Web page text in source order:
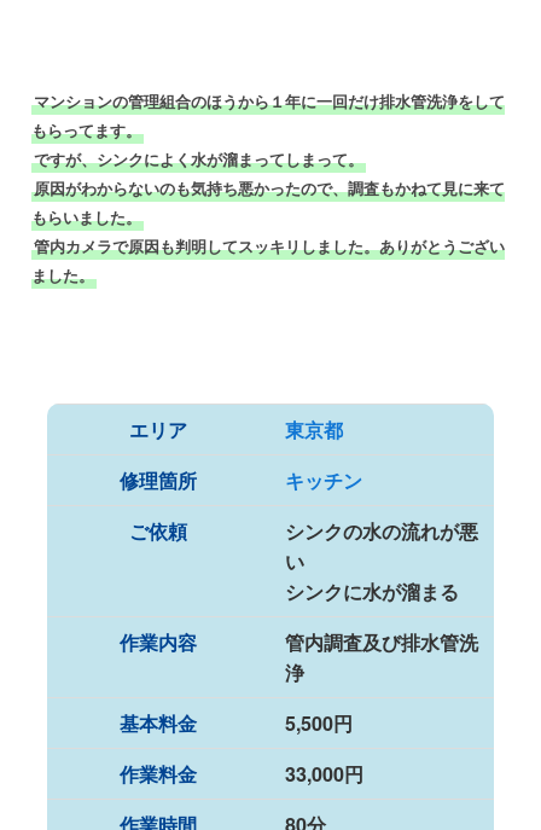
マンションの管理組合のほうから１年に一回だけ排水管洗浄をして
もらってます。
ですが、シンクによく水が溜まってしまって。
原因がわからないのも気持ち悪かったので、調査もかねて見に来て
もらいました。
管内カメラで原因も判明してスッキリしました。ありがとうござい
ました。
エリア
東京都
修理箇所
キッチン
ご依頼
シンクの水の流れが悪
い
シンクに水が溜まる
作業内容
管内調査及び排水管洗
浄
基本料金
5,500円
作業料金
33,000円